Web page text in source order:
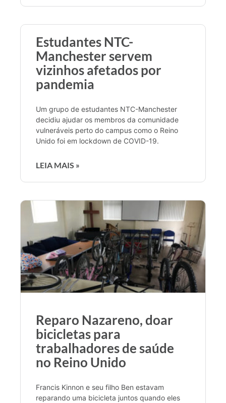
Estudantes NTC-
Manchester servem
vizinhos afetados por
pandemia
Um grupo de estudantes NTC-Manchester
decidiu ajudar os membros da comunidade
vulneráveis perto do campus como o Reino
Unido foi em lockdown de COVID-19.
LEIA MAIS »
Reparo Nazareno, doar
bicicletas para
trabalhadores de saúde
no Reino Unido
Francis Kinnon e seu filho Ben estavam
reparando uma bicicleta juntos quando eles